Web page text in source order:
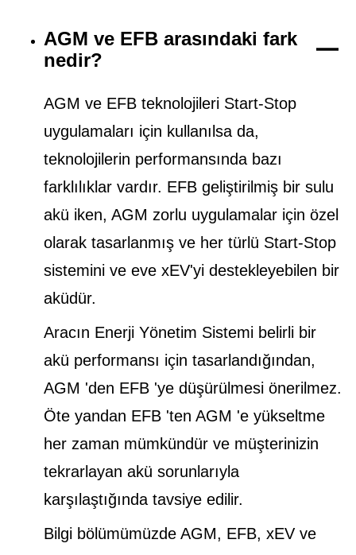
AGM ve EFB arasındaki fark
nedir?
AGM ve EFB teknolojileri Start-Stop
uygulamaları için kullanılsa da,
teknolojilerin performansında bazı
farklılıklar vardır. EFB geliştirilmiş bir sulu
akü iken, AGM zorlu uygulamalar için özel
olarak tasarlanmış ve her türlü Start-Stop
sistemini ve eve xEV'yi destekleyebilen bir
aküdür.
Aracın Enerji Yönetim Sistemi belirli bir
akü performansı için tasarlandığından,
AGM 'den EFB 'ye düşürülmesi önerilmez.
Öte yandan EFB 'ten AGM 'e yükseltme
her zaman mümkündür ve müşterinizin
tekrarlayan akü sorunlarıyla
karşılaştığında tavsiye edilir.
Bilgi bölümümüzde AGM, EFB, xEV ve